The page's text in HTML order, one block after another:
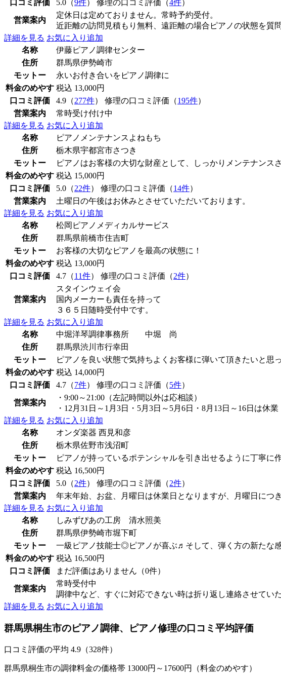
口コミ評価
5.0（9件） 修理の口コミ評価（4件）
営業案内
定休日は定めておりません。常時予約受付。
近距離の訪問見積もり無料、遠距離の場合ピアノの状態を質
詳細を見る お気に入り追加
名称
伊藤ピアノ調律センター
住所
群馬県伊勢崎市
モットー
永いお付き合いをピアノ調律に
料金のめやす 税込 13,000円
口コミ評価
4.9（277件） 修理の口コミ評価（195件）
営業案内
常時受け付け中
詳細を見る お気に入り追加
名称
ピアノメンテナンスよねもち
住所
栃木県宇都宮市さつき
モットー
ピアノはお客様の大切な財産として、しっかりメンテナンス
料金のめやす 税込 15,000円
口コミ評価
5.0（22件） 修理の口コミ評価（14件）
営業案内
土曜日の午後はお休みとさせていただいております。
詳細を見る お気に入り追加
名称
松岡ピアノメディカルサービス
住所
群馬県前橋市住吉町
モットー
お客様の大切なピアノを最高の状態に！
料金のめやす 税込 13,000円
口コミ評価
4.7（11件） 修理の口コミ評価（2件）
営業案内
スタインウェイ会
国内メーカーも責任を持って
３６５日随時受付中です。
詳細を見る お気に入り追加
名称
中堀洋琴調律事務所 中堀 尚
住所
群馬県渋川市行幸田
モットー
ピアノを良い状態で気持ちよくお客様に弾いて頂きたいと思
料金のめやす 税込 14,000円
口コミ評価
4.7（7件） 修理の口コミ評価（5件）
営業案内
・9:00～21:00（左記時間以外は応相談）
・12月31日～1月3日・5月3日～5月6日・8月13日～16日は休業
詳細を見る お気に入り追加
名称
オンダ楽器 西見和彦
住所
栃木県佐野市浅沼町
モットー
ピアノが持っているポテンシャルを引き出せるように丁寧に
料金のめやす 税込 16,500円
口コミ評価
5.0（2件） 修理の口コミ評価（2件）
営業案内
年末年始、お盆、月曜日は休業日となりますが、月曜日につ
詳細を見る お気に入り追加
名称
しみずぴあの工房 清水照美
住所
群馬県伊勢崎市堀下町
モットー
一級ピアノ技能士◎ピアノが喜ぶ♬そして、弾く方の新たな
料金のめやす 税込 16,500円
口コミ評価
まだ評価はありません（0件）
営業案内
常時受付中
調律中など、すぐに対応できない時は折り返し連絡させてい
詳細を見る お気に入り追加
群馬県桐生市のピアノ調律、ピアノ修理の口コミ平均評価
口コミ評価の平均 4.9（328件）
群馬県桐生市の調律料金の価格帯 13000円～17600円（料金のめやす）